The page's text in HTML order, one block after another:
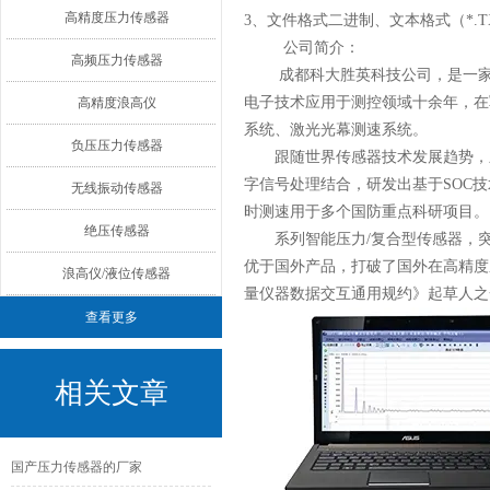
高精度压力传感器
高频压力传感器
高精度浪高仪
负压压力传感器
无线振动传感器
绝压传感器
浪高仪/液位传感器
查看更多
相关文章
国产压力传感器的厂家
3、文件格式二进制、文本格式（
公司简介：
成都科大胜英科技公司，是一
电子技术应用于测控领域十余年，
系统、激光光幕测速系统。
跟随世界传感器技术发展趋势，
字信号处理结合，研发出基于SOC
时测速用于多个国防重点科研项目。
系列智能压力/复合型传感器，突
优于国外产品，打破了国外在高精
量仪器数据交互通用规约》起草人